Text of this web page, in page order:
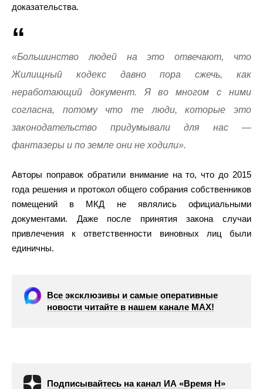
доказательства.
«Большинство людей на это отвечают, что
Жилищный кодекс давно пора сжечь, как
неработающий документ. Я во многом с ними
согласна, потому что те люди, которые это
законодательство придумывали для нас —
фантазеры и по земле они не ходили».
Авторы поправок обратили внимание на то, что до 2015
года решения и протокол общего собрания собственников
помещений в МКД не являлись официальными
документами. Даже после принятия закона случаи
привлечения к ответственности виновных лиц были
единичны.
Все эксклюзивы и самые оперативные
новости читайте в нашем канале МАХ!
Подписывайтесь на канал ИА «Время Н»